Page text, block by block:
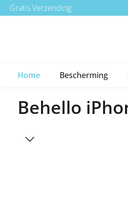
naar de hoofdinhoud
Ga naar de hoofdnavigatie
Gratis Verzending
Home Bescherming
Behello
Afbeeldingengalerij overslaan